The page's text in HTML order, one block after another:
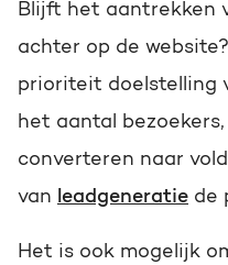
Blijft het aantrekken
achter op de
prioriteit doelstelling
het aantal
converteren naar
van leadgeneratie de
Het is ook mogelijk